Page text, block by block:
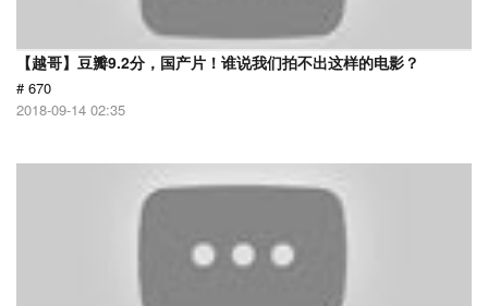
【越哥】豆瓣9.2分，国产片！谁说我们拍不出这样的电影？
# 670
2018-09-14 02:35